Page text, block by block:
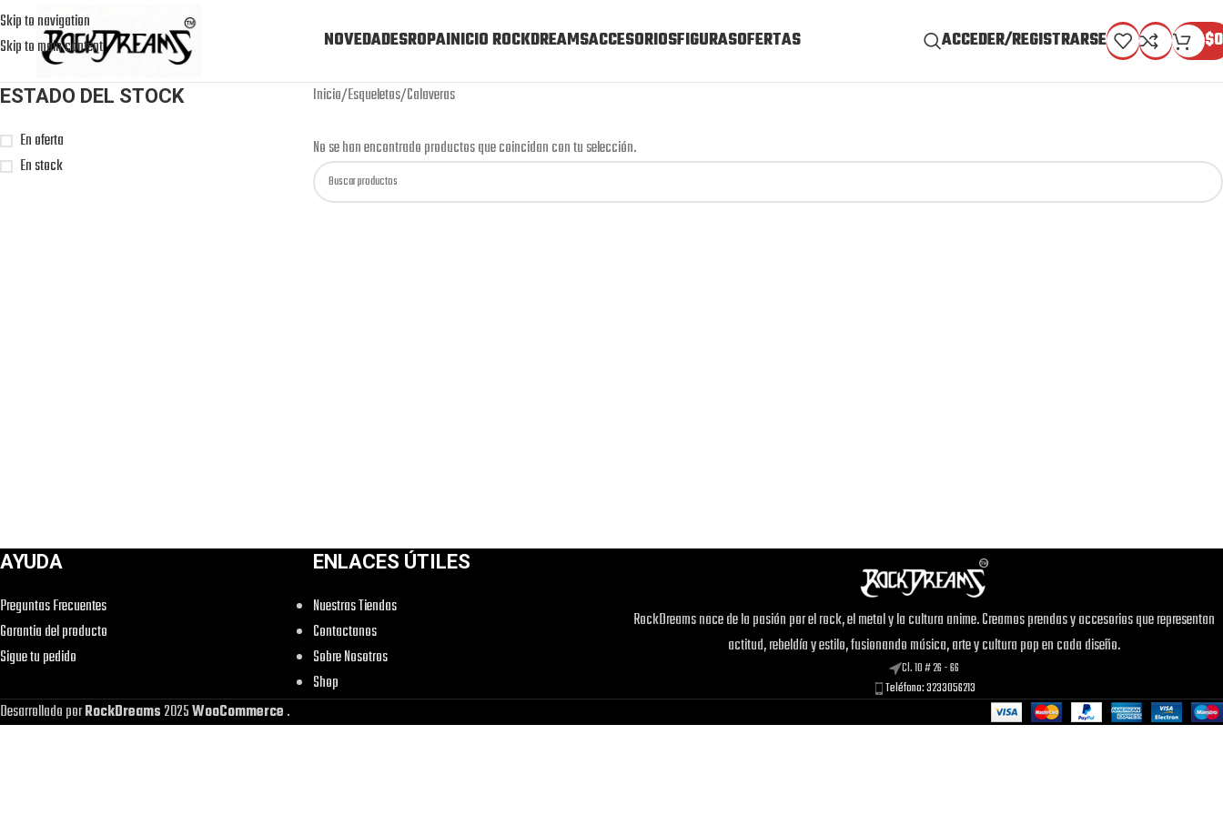
Skip to navigation
Skip to main content
NOVEDADESROPAINICIO ROCKDREAMSACCESORIOSFIGURASOFERTAS ACCEDER/REGISTRARSE $0
ESTADO DEL STOCK
En oferta
En stock
Inicio Esqueletos Calaveras
No se han encontrado productos que coincidan con tu selección.
AYUDA
Preguntas Frecuentes
Garantia del producto
Sigue tu pedido
ENLACES ÚTILES
Nuestras Tiendas
Contactanos
Sobre Nosotros
Shop
RockDreams nace de la pasión por el rock, el metal y la cultura anime. Creamos prendas y accesorios que representan
actitud, rebeldía y estilo, fusionando música, arte y cultura pop en cada diseño.
Cl. 10 # 26 - 66
Teléfono: 3233056213
Desarrollado porRockDreams2025WooCommerce.